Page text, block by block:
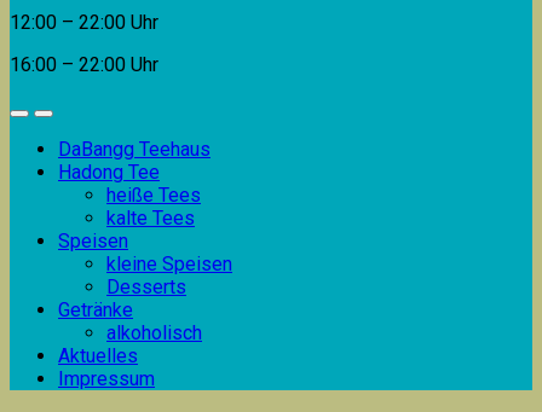
12:00 – 22:00 Uhr
16:00 – 22:00 Uhr
DaBangg Teehaus
Hadong Tee
heiße Tees
kalte Tees
Speisen
kleine Speisen
Desserts
Getränke
alkoholisch
Aktuelles
Impressum